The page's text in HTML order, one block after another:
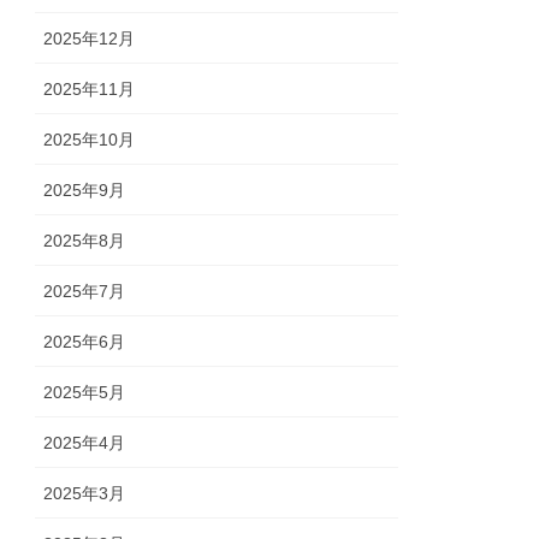
2025年12月
2025年11月
2025年10月
2025年9月
2025年8月
2025年7月
2025年6月
2025年5月
2025年4月
2025年3月